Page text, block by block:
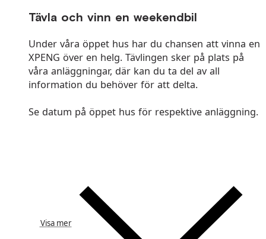
Tävla och vinn en weekendbil
Under våra öppet hus har du chansen att vinna en
XPENG över en helg. Tävlingen sker på plats på
våra anläggningar, där kan du ta del av all
information du behöver för att delta.
Se datum på öppet hus för respektive anläggning.
Visa mer